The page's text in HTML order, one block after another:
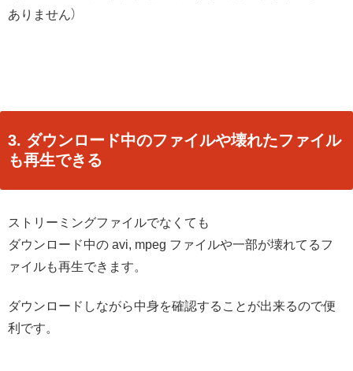
ありません）
3. ダウンロード中のファイルや壊れたファイル
も再生できる
ストリーミングファイルでなくても
ダウンロード中の avi, mpeg ファイルや一部が壊れてるフ
ァイルも再生できます。
ダウンロードしながら中身を確認することが出来るので便
利です。